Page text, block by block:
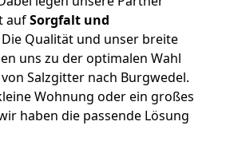
aufSorgfalt und
Die Qualität und unser breite
uns zu der optimalen Wahl
Salzgitter nach Burgwedel.
Wohnung oder ein großes
haben die passende Lösung